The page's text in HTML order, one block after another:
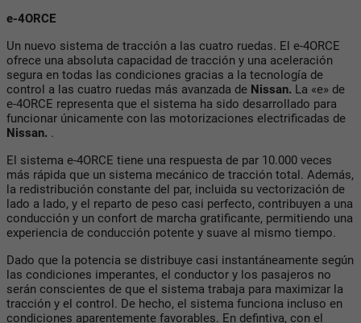
e-4ORCE
Un nuevo sistema de tracción a las cuatro ruedas. El e-4ORCE
ofrece una absoluta capacidad de tracción y una aceleración
segura en todas las condiciones gracias a la tecnología de
control a las cuatro ruedas más avanzada de Nissan. La «e» de
e-4ORCE representa que el sistema ha sido desarrollado para
funcionar únicamente con las motorizaciones electrificadas de
Nissan. .
El sistema e-4ORCE tiene una respuesta de par 10.000 veces
más rápida que un sistema mecánico de tracción total. Además,
la redistribución constante del par, incluida su vectorización de
lado a lado, y el reparto de peso casi perfecto, contribuyen a una
conducción y un confort de marcha gratificante, permitiendo una
experiencia de conducción potente y suave al mismo tiempo.
Dado que la potencia se distribuye casi instantáneamente según
las condiciones imperantes, el conductor y los pasajeros no
serán conscientes de que el sistema trabaja para maximizar la
tracción y el control. De hecho, el sistema funciona incluso en
condiciones aparentemente favorables. En defintiva, con el